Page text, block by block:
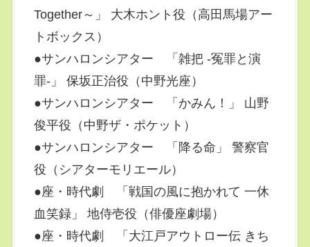
Together～」 大木ホント役（高田馬場アー
トボックス）
●サンハロンシアター 「雑把 -冤罪と演
罪-」 保坂正治役（中野光座）
●サンハロンシアター 「かみん！」 山野
俊平役（中野ザ・ポケット）
●サンハロンシアター 「降る命」 警察官
役（シアターモリエール）
●座・時代劇 「戦国の風に抱かれて 一休
血笑録」 地侍壱役（俳優座劇場）
●座・時代劇 「大江戸アウトロー伝 きち